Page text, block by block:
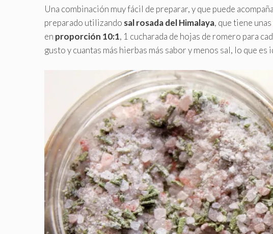
Una combinación muy fácil de preparar, y que puede
preparado utilizando sal rosada del Himalaya, que tiene unas
en proporción 10:1, 1 cucharada de hojas de romero para
gusto y cuantas más hierbas más sabor y menos sal, lo que